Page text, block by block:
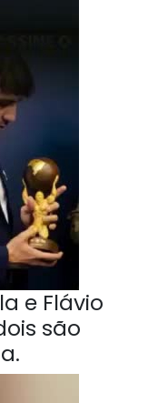
e Flávio
são